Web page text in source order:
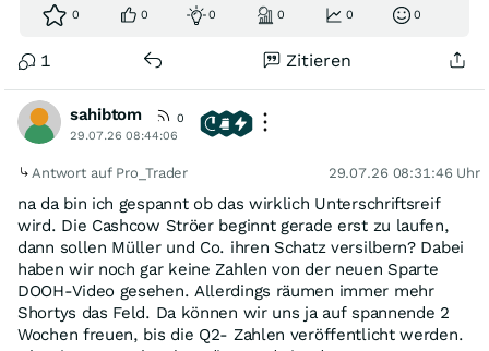
& Blackstone für den
kompletten Ströer-Konzern 2,5
Mrd. €in die Hand nehmen könnten:
0 0 0 0 0 0
1 Zitieren
sahibtom
0
29.07.26 08:44:06
Antwort auf Pro_Trader 29.07.26 08:31:46 Uhr
na da bin ich gespannt ob das wirklich Unterschriftsreif
wird. Die Cashcow Ströer beginnt gerade erst zu laufen,
dann sollen Müller und Co. ihren Schatz versilbern? Dabei
haben wir noch gar keine Zahlen von der neuen Sparte
DOOH-Video gesehen. Allerdings räumen immer mehr
Shortys das Feld. Da können wir uns ja auf spannende 2
Wochen freuen, bis die Q2- Zahlen veröffentlicht werden.